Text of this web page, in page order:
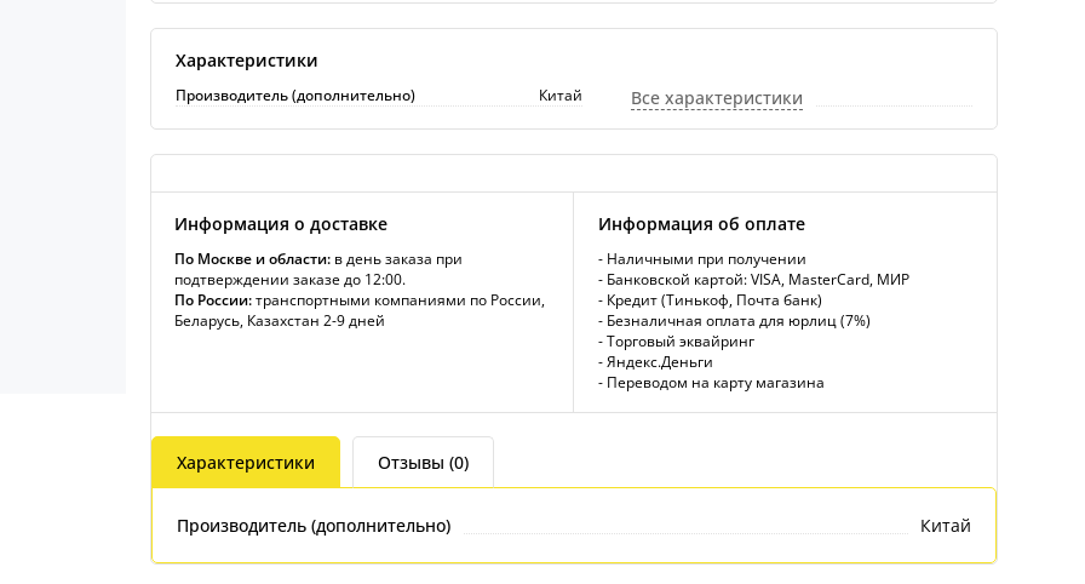
Характеристики
Производитель (дополнительно) Китай Все характеристики
Информация о доставке
По Москве и области: в день заказа при
подтверждении заказе до 12:00.
По России:транспортными компаниями по России,
Беларусь, Казахстан 2-9 дней
Информация об оплате
- Наличными при получении
- Банковской картой: VISA, MasterCard, МИР
- Кредит (Тинькоф, Почта банк)
- Безналичная оплата для юрлиц (7%)
- Торговый эквайринг
- Яндекс.Деньги
- Переводом на карту магазина
Характеристики Отзывы (0)
Производитель (дополнительно) Китай